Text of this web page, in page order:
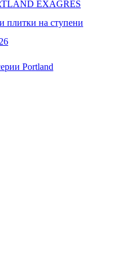
EXAGRES
плитки на ступени
Portland